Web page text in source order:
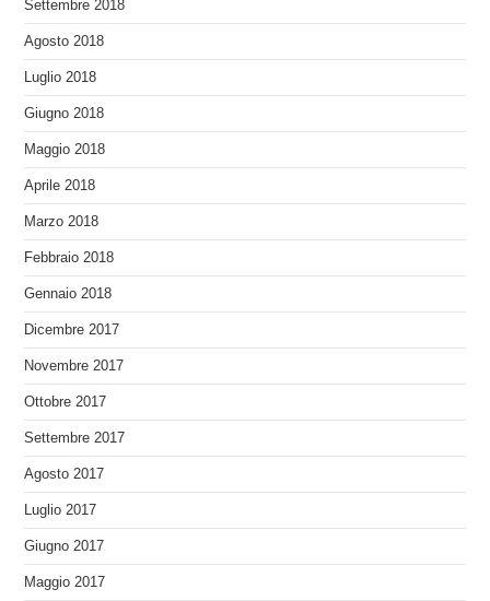
Settembre 2018
Agosto 2018
Luglio 2018
Giugno 2018
Maggio 2018
Aprile 2018
Marzo 2018
Febbraio 2018
Gennaio 2018
Dicembre 2017
Novembre 2017
Ottobre 2017
Settembre 2017
Agosto 2017
Luglio 2017
Giugno 2017
Maggio 2017